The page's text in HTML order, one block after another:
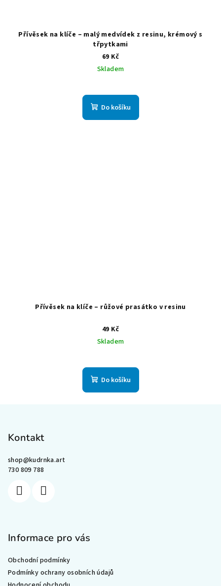
Přívěsek na klíče – malý medvídek z resinu, krémový s
třpytkami
69 Kč
Skladem
Do košíku
Přívěsek na klíče – růžové prasátko v resinu
49 Kč
Skladem
Do košíku
Kontakt
shop@kudrnka.art
730 809 788
Informace pro vás
Obchodní podmínky
Podmínky ochrany osobních údajů